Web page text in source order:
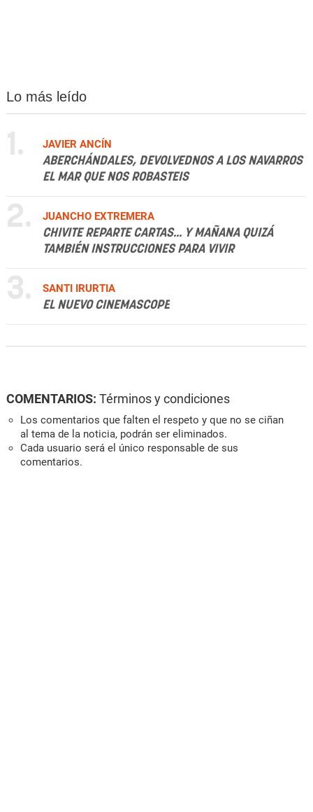
Lo más leído
1.
JAVIER ANCÍN
ABERCHÁNDALES, DEVOLVEDNOS A LOS NAVARROS
EL MAR QUE NOS ROBASTEIS
2.
JUANCHO EXTREMERA
CHIVITE REPARTE CARTAS... Y MAÑANA QUIZÁ
TAMBIÉN INSTRUCCIONES PARA VIVIR
3.
SANTI IRURTIA
EL NUEVO CINEMASCOPE
COMENTARIOS: Términos y condiciones
Los comentarios que falten el respeto y que no se ciñan
al tema de la noticia, podrán ser eliminados.
Cada usuario será el único responsable de sus
comentarios.